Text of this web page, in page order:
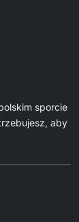
sporcie
aby